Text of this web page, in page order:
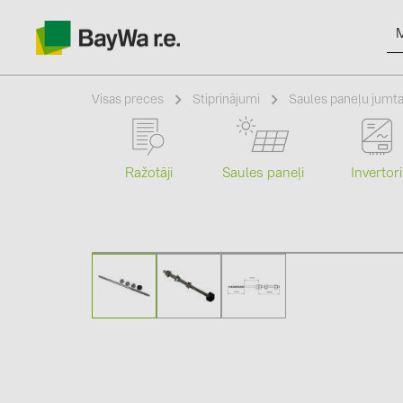
Produkti
Jaunumi
Visas preces Stiprinājumi Saules paneļu
Ražotāji Saules paneļi Invertori